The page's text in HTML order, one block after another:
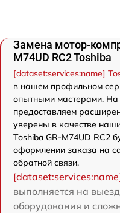
Замена мотор-
M74UD RC2 Toshiba
[dataset:services:name]
в нашем профильном
опытными мастерами. На
предоставляем
уверены в качестве
Toshiba GR-M74UD RC2
оформлении заказа на
обратной связи.
выполняется на
оборудования и